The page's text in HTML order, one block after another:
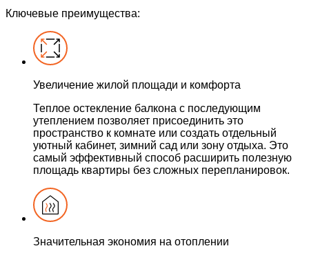
Ключевые преимущества:
Увеличение жилой площади и комфорта
Теплое остекление балкона с последующим
утеплением позволяет присоединить это
пространство к комнате или создать отдельный
уютный кабинет, зимний сад или зону отдыха. Это
самый эффективный способ расширить полезную
площадь квартиры без сложных перепланировок.
Значительная экономия на отоплении